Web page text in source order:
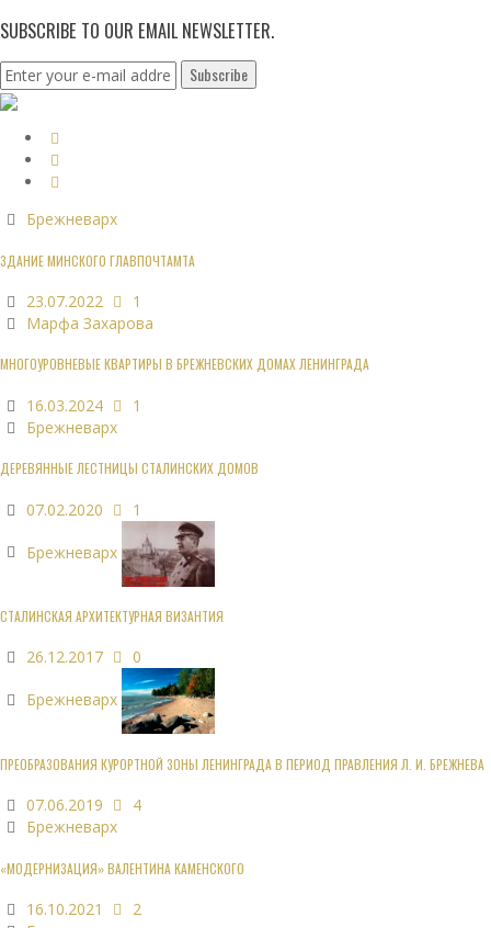
SUBSCRIBE TO OUR EMAIL NEWSLETTER.
Брежневарх
ЗДАНИЕ МИНСКОГО ГЛАВПОЧТАМТА
23.07.2022
1
Марфа Захарова
МНОГОУРОВНЕВЫЕ КВАРТИРЫ В БРЕЖНЕВСКИХ ДОМАХ ЛЕНИНГРАДА
16.03.2024
1
Брежневарх
ДЕРЕВЯННЫЕ ЛЕСТНИЦЫ СТАЛИНСКИХ ДОМОВ
07.02.2020 1
Брежневарх
СТАЛИНСКАЯ АРХИТЕКТУРНАЯ ВИЗАНТИЯ
26.12.2017 0
Брежневарх
ПРЕОБРАЗОВАНИЯ КУРОРТНОЙ ЗОНЫ ЛЕНИНГРАДА В ПЕРИОД ПРАВЛЕНИЯ Л. И. БРЕЖНЕВА
07.06.2019
4
Брежневарх
«МОДЕРНИЗАЦИЯ» ВАЛЕНТИНА КАМЕНСКОГО
16.10.2021
2